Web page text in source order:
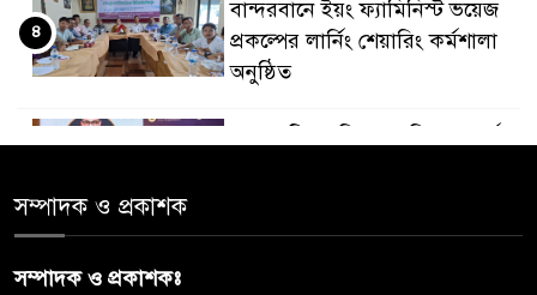
বান্দরবানে ইয়ং ফ্যামিনিস্ট ভয়েজ
প্রকল্পের লার্নিং শেয়ারিং কর্মশালা
অনুষ্ঠিত
৪
৬
সম্পাদক ও প্রকাশক
সম্পাদক ও প্রকাশকঃ